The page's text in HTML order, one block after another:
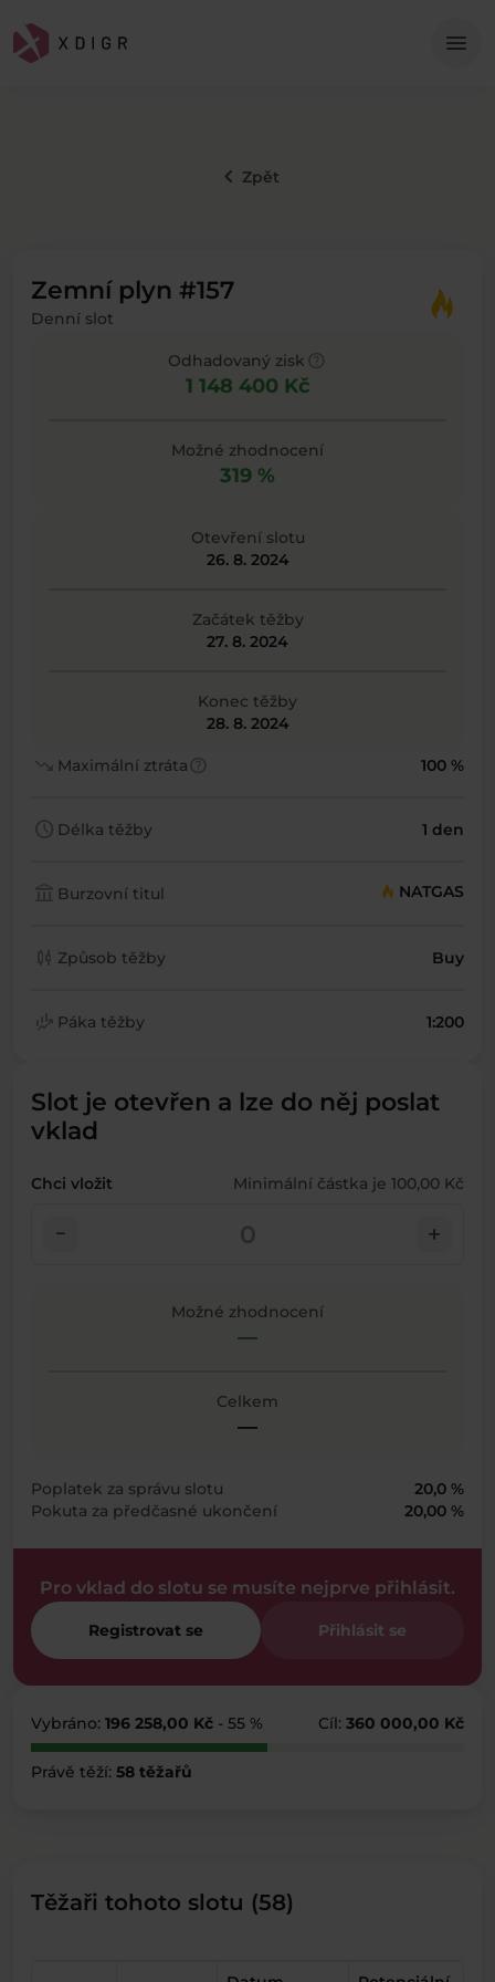
menu
keyboard_arrow_left Zpět
Zemní plyn #157
Denní slot
Odhadovaný zisk
1 148 400 Kč
Možné zhodnocení
319 %
Otevření slotu
26. 8. 2024
Začátek těžby
27. 8. 2024
Konec těžby
28. 8. 2024
trending_down Maximální ztrátahelp 100 %
schedule Délka těžby 1 den
account_balance Burzovní titul NATGAS
candlestick_chart Způsob těžby Buy
finance_mode Páka těžby 1:200
Slot je otevřen a lze do něj poslat
vklad
Chci vložit Minimální částka je 100,00 Kč
check_indeterminate_small add
Možné zhodnocení
—
Celkem
—
Poplatek za správu slotu
20,0 %
Pokuta za předčasné ukončení
20,00 %
Pro vklad do slotu se musíte nejprve přihlásit.
Registrovat se Přihlásit se
Vybráno: 196 258,00 Kč - 55 % Cíl: 360 000,00 Kč
Právě těží: 58 těžařů
Těžaři tohoto slotu (58)